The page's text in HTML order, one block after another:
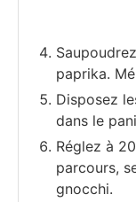
paprika.
Disposez
dans le
Réglez à
parcours,
gnocchi.